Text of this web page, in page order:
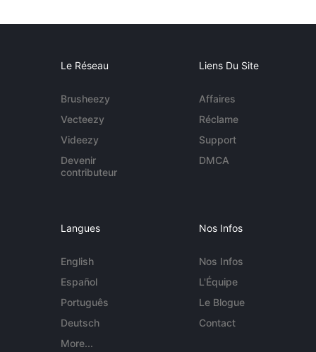
Le Réseau
Brusheezy
Vecteezy
Videezy
Devenir
contributeur
Liens Du Site
Affaires
Réclame
Support
DMCA
Langues
English
Español
Português
Deutsch
More...
Nos Infos
Nos Infos
L'Équipe
Le Blogue
Contact